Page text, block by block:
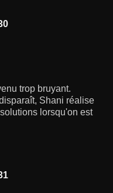
trop bruyant.
Shani réalise
lorsqu'on est